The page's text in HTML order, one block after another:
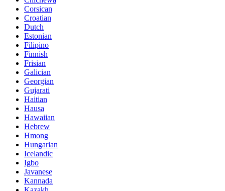
Corsican
Croatian
Dutch
Estonian
Filipino
Finnish
Frisian
Galician
Georgian
Gujarati
Haitian
Hausa
Hawaiian
Hebrew
Hmong
Hungarian
Icelandic
Igbo
Javanese
Kannada